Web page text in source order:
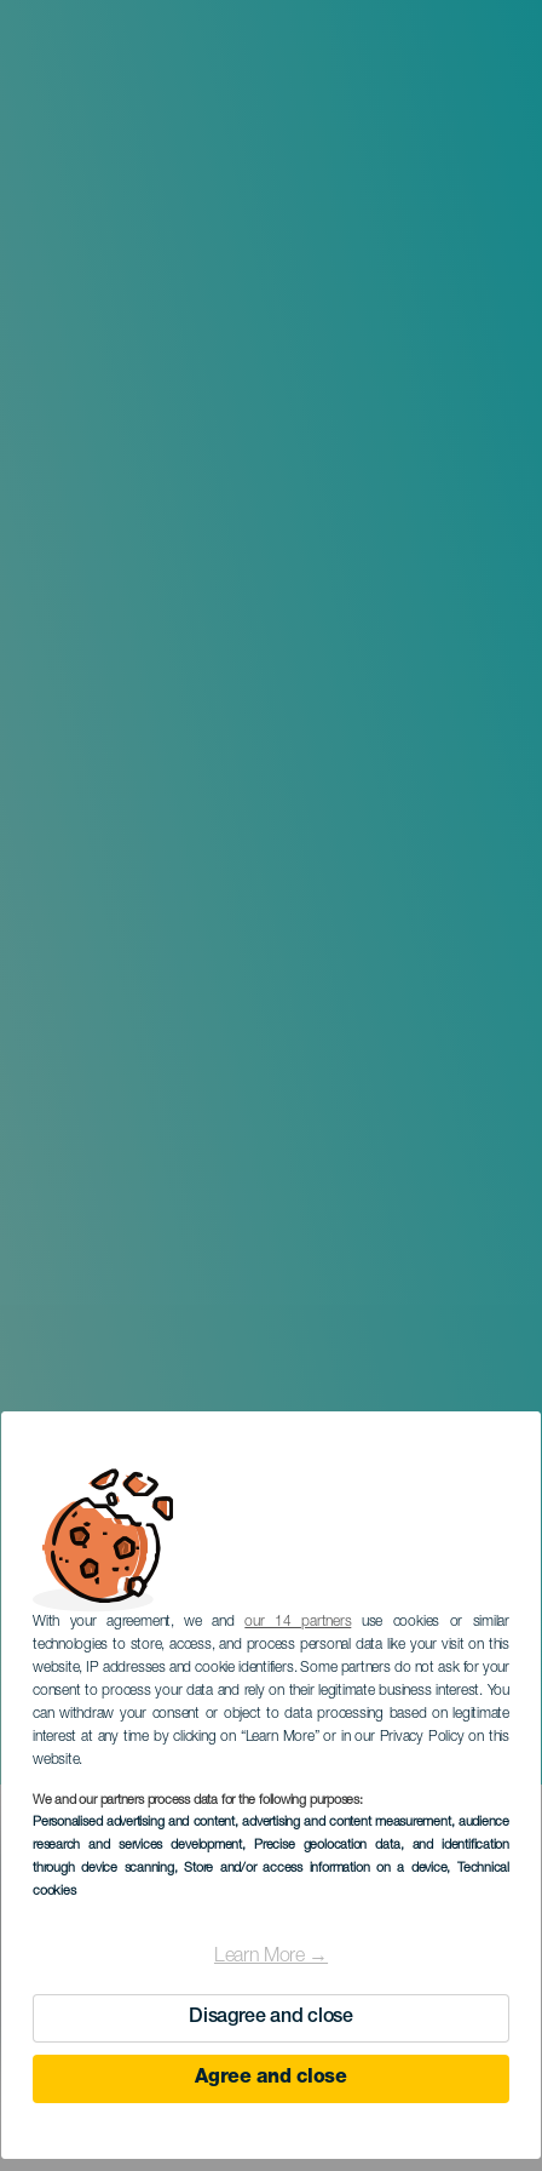
With your agreement, we andour 14 partnersuse cookies or similar
technologies to store, access, and process personal data like your visit on this
website, IP addresses and cookie identifiers. Some partners do not ask for your
consent to process your data and rely on their legitimate business interest. You
can withdraw your consent or object to data processing based on legitimate
interest at any time by clicking on “Learn More” or in our Privacy Policy on this
website.
We and our partners process data for the following purposes:
Personalised advertising and content, advertising and content measurement, audience
research and services development, Precise geolocation data, and identification
through device scanning, Store and/or access information on a device, Technical
cookies
Learn More →
Disagree and close
Agree and close
Mesa y López Market
GRAN CANARIA
Imagen
Listado